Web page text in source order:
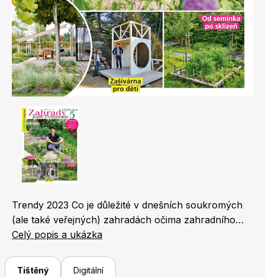
Naše krásná zahrada
Chip
Sudoku a křížovky
LEGO® časopisy
Trendy 2023 Co je důležité v dnešních soukromých
(ale také veřejných) zahradách očima zahradního
architekta Ferdinanda Lefflera. Horská zahrada Na
jak se hledá soulad s okolní krajinou. Terasa Důležitý
Celý popis a ukázka
Tištěný
Digitální